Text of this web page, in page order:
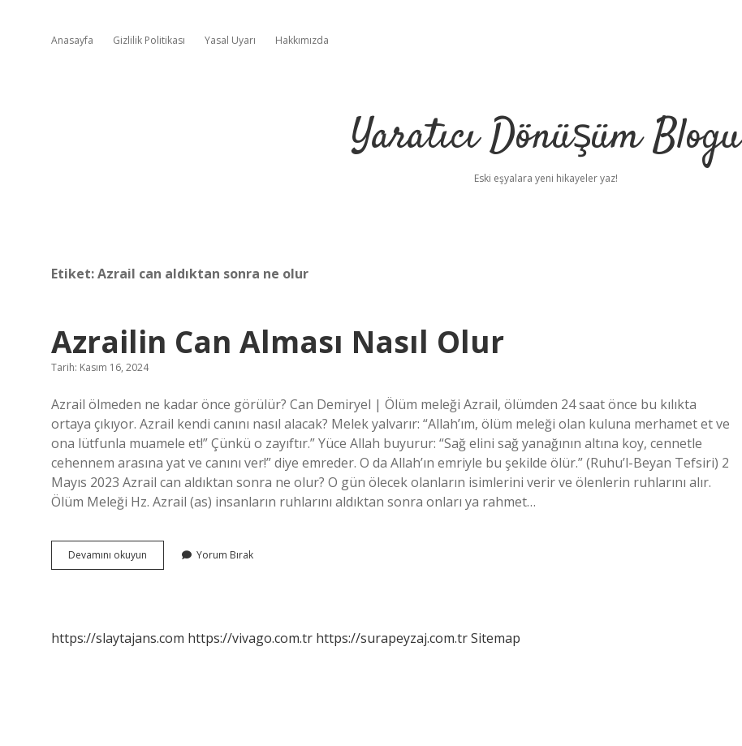
Anasayfa Gizlilik Politikası Yasal Uyarı Hakkımızda
Yaratıcı Dönüşüm Blogu
Eski eşyalara yeni hikayeler yaz!
Etiket:Azrail can aldıktan sonra ne olur
Azrailin Can Alması Nasıl Olur
Tarih: Kasım 16, 2024
Azrail ölmeden ne kadar önce görülür? Can Demiryel | Ölüm meleği Azrail, ölümden 24 saat önce bu kılıkta
ortaya çıkıyor. Azrail kendi canını nasıl alacak? Melek yalvarır: “Allah’ım, ölüm meleği olan kuluna merhamet et ve
ona lütfunla muamele et!” Çünkü o zayıftır.” Yüce Allah buyurur: “Sağ elini sağ yanağının altına koy, cennetle
cehennem arasına yat ve canını ver!” diye emreder. O da Allah’ın emriyle bu şekilde ölür.” (Ruhu’l-Beyan Tefsiri) 2
Mayıs 2023 Azrail can aldıktan sonra ne olur? O gün ölecek olanların isimlerini verir ve ölenlerin ruhlarını alır.
Ölüm Meleği Hz. Azrail (as) insanların ruhlarını aldıktan sonra onları ya rahmet…
Devamını okuyun
Can
Yorum Bırak
https://slaytajans.com https://vivago.com.tr https://surapeyzaj.com.trSitemap